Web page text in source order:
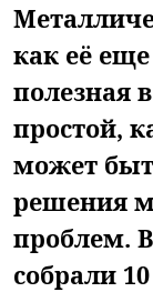
как её
полезная
простой,
может
решения
проблем.
собрали